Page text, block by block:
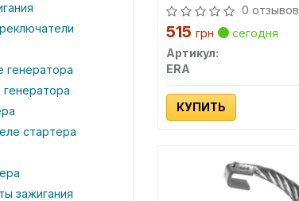
генератора
генератора
стартера
зажигания
0 отзывов
515 грн
сегодня
Артикул:
ERA
КУПИТЬ